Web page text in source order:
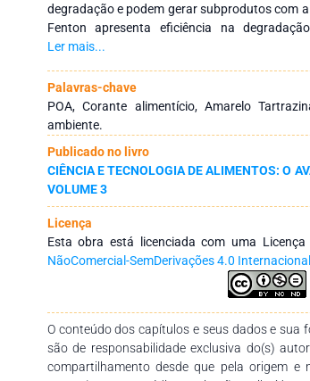
degradação e podem gerar subprodutos com
Fenton apresenta eficiência na
vantagens de simplicidade e baixo custo do
parâmetros de tempo reacional, concentração
foram avaliados para o corante amarelo
exibiram grande efetividade para o POA
corante amarelo tartrazina. O processo Foto-
de degradação do corante amarelo
estudos cinéticos obtidos
ordem, com coeficiente de correlação R2=
mol-1 min-1). Assim, podemos destacar
destaca-s como um importante método
contendo corantes alimentícios,
efetividade e baixo custo no processo.
Ler mais...
Palavras-chave
POA, Corante alimentício, Amarelo
ambiente.
Publicado no livro
CIÊNCIA E TECNOLOGIA DE ALIMENTOS: O
VOLUME 3
Licença
Esta obra está licenciada com uma
NãoComercial-SemDerivações 4.0 Internacional
O conteúdo dos capítulos e seus dados e sua
são de responsabilidade exclusiva do(s)
compartilhamento desde que pela origem e